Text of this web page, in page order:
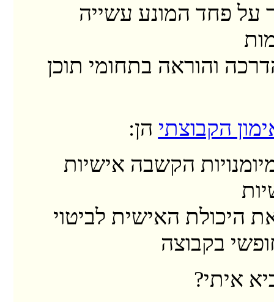
על פחד המונע עשייה
והוראה בתחומי תוכן
הקבוצתי הן:
הקשבה אישיות
היכולת האישית לביטוי
בקבוצה
איתי?